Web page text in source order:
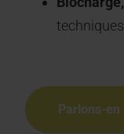
Parlons-en